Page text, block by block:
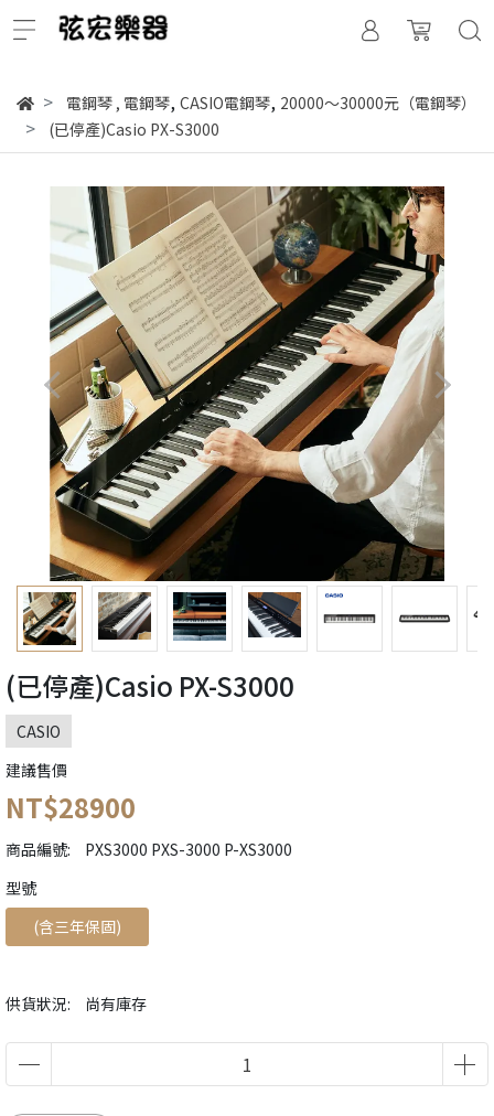
電鋼琴, 電鋼琴, CASIO電鋼琴, 20000～30000元（電鋼琴）
(已停產)Casio PX-S3000
(已停產)Casio PX-S3000
CASIO
建議售價
NT$28900
商品編號: PXS3000 PXS-3000 P-XS3000
供貨狀況: 尚有庫存
󠀠󠀠󠀠型號
(含三年保固)